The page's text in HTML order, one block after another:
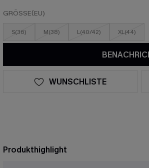
GRÖSSE(EU)
S(36) M(38) L(40/42) XL(44)
WUNSCHLISTE
Produkthighlight